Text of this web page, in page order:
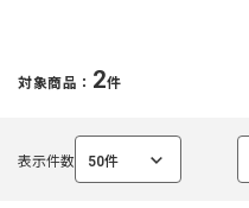
を
く
対象商品： 2件
表示件数 50件
選